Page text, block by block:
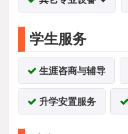
学生服务
生涯咨商与辅导
升学安置服务